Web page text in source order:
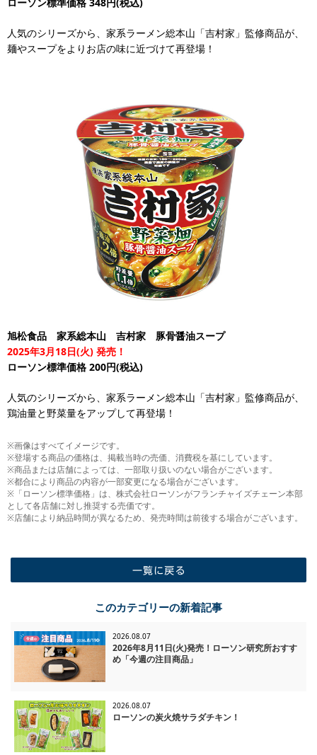
人気のシリーズから、家系ラーメン総本山「吉村家」監修商品が、
麺やスープをよりお店の味に近づけて再登場！
旭松食品 家系総本山 吉村家 豚骨醤油スープ
2025年3月18日(火) 発売！
ローソン標準価格 200円(税込)
人気のシリーズから、家系ラーメン総本山「吉村家」監修商品が、
鶏油量と野菜量をアップして再登場！
※画像はすべてイメージです。
※登場する商品の価格は、掲載当時の売価、消費税を基にしています。
※商品または店舗によっては、一部取り扱いのない場合がございます。
※都合により商品の内容が一部変更になる場合がございます。
※「ローソン標準価格」は、株式会社ローソンがフランチャイズチェーン本部
として各店舗に対し推奨する売価です。
※店舗により納品時間が異なるため、発売時間は前後する場合がございます。
このカテゴリーの新着記事
2026.08.07
2026年8月11日(火)発売！ローソン研究所おすす
め「今週の注目商品」
2026.08.07
ローソンの炭火焼サラダチキン！